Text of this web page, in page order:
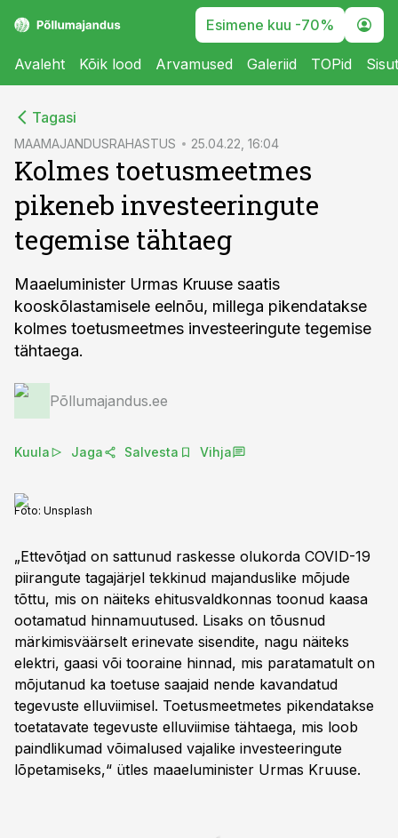
Esimene kuu -70%
Avaleht Kõik lood Arvamused Galeriid TOPid
Tagasi
MAAMAJANDUSRAHASTUS 25.04.22, 16:04
Kolmes toetusmeetmes
pikeneb investeeringute
tegemise tähtaeg
Maaeluminister Urmas Kruuse saatis
kooskõlastamisele eelnõu, millega pikendatakse
kolmes toetusmeetmes investeeringute tegemise
tähtaega.
Põllumajandus.ee
Kuula Jaga Salvesta Vihja
Foto: Unsplash
„Ettevõtjad on sattunud raskesse olukorda COVID-19
piirangute tagajärjel tekkinud majanduslike mõjude
tõttu, mis on näiteks ehitusvaldkonnas toonud kaasa
ootamatud hinnamuutused. Lisaks on tõusnud
märkimisväärselt erinevate sisendite, nagu näiteks
elektri, gaasi või tooraine hinnad, mis paratamatult on
mõjutanud ka toetuse saajaid nende kavandatud
tegevuste elluviimisel. Toetusmeetmetes pikendatakse
toetatavate tegevuste elluviimise tähtaega, mis loob
paindlikumad võimalused vajalike investeeringute
lõpetamiseks,“ ütles maaeluminister Urmas Kruuse.